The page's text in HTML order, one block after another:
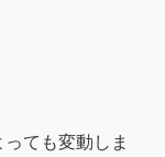
ても変動しま